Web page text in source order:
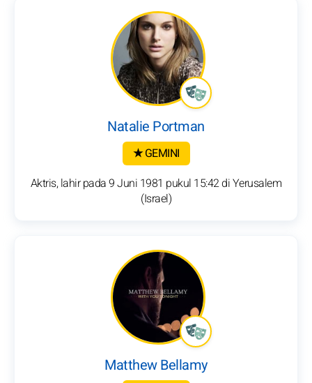
Natalie Portman
★ GEMINI
Aktris, lahir pada 9 Juni 1981 pukul 15:42 di Yerusalem
(Israel)
Matthew Bellamy